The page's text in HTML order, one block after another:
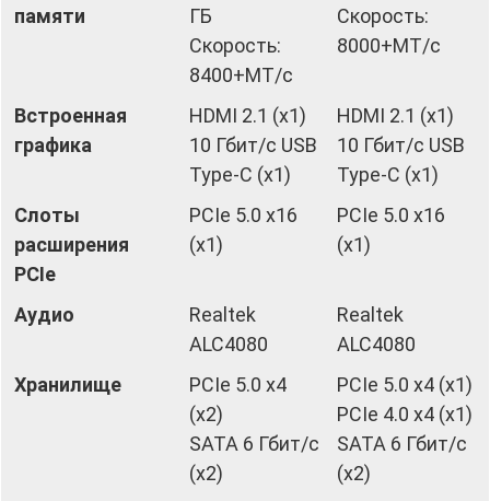
памяти
ГБ
Скорость:
8400+MT/с
Скорость:
8000+MT/с
Встроенная
графика
HDMI 2.1 (x1)
10 Гбит/с USB
Type-C (x1)
HDMI 2.1 (x1)
10 Гбит/с USB
Type-C (x1)
Слоты
расширения
PCIe
PCIe 5.0 x16
(x1)
PCIe 5.0 x16
(x1)
Аудио
Realtek
ALC4080
Realtek
ALC4080
Хранилище
PCIe 5.0 x4
(x2)
SATA 6 Гбит/с
(x2)
PCIe 5.0 x4 (x1)
PCIe 4.0 x4 (x1)
SATA 6 Гбит/с
(x2)